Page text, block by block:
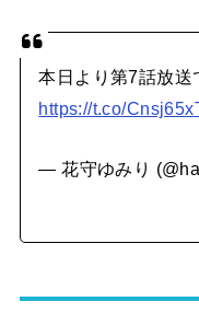
本日より第7話放
https://t.co/
— 花守ゆみり